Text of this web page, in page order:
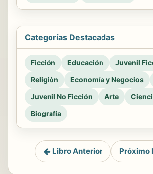
Categorías Destacadas
Ficción Educación
Juvenil
Religión
Economía y Negocios
Juvenil No Ficción
Arte
Biografía
Libro Anterior Próximo